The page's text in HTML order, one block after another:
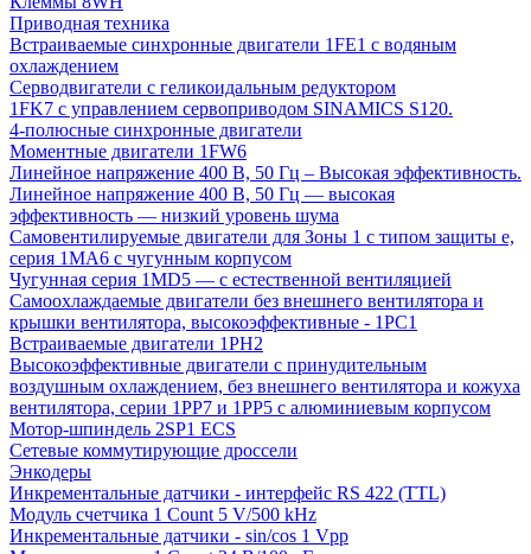
Приводная техника
Встраиваемые синхронные двигатели 1FE1 с водяным
охлаждением
Серводвигатели с геликоидальным редуктором
1FK7 с управлением сервоприводом SINAMICS S120.
4-полюсные синхронные двигатели
Моментные двигатели 1FW6
Линейное напряжение 400 В, 50 Гц – Высокая эффективность.
Линейное напряжение 400 В, 50 Гц — высокая
эффективность — низкий уровень шума
Самовентилируемые двигатели для Зоны 1 с типом защиты e,
серия 1MA6 с чугунным корпусом
Чугунная серия 1MD5 — с естественной вентиляцией
Самоохлаждаемые двигатели без внешнего вентилятора и
крышки вентилятора, высокоэффективные - 1PC1
Встраиваемые двигатели 1PH2
Высокоэффективные двигатели с принудительным
воздушным охлаждением, без внешнего вентилятора и кожуха
вентилятора, серии 1PP7 и 1PP5 с алюминиевым корпусом
Мотор-шпиндель 2SP1 ECS
Сетевые коммутирующие дроссели
Энкодеры
Инкрементальные датчики - интерфейс RS 422 (TTL)
Модуль счетчика 1 Count 5 V/500 kHz
Инкрементальные датчики - sin/cos 1 Vpp